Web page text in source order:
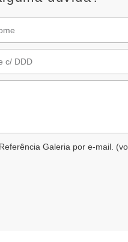
Galeria por e-mail.